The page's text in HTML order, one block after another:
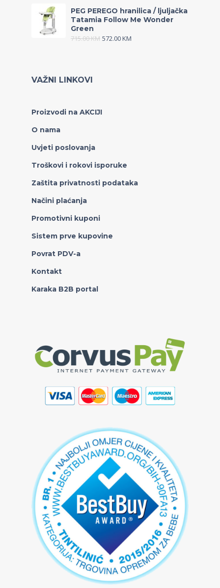
PEG PEREGO hranilica / ljuljačka
Tatamia Follow Me Wonder
Green
715.00KM 572.00KM
VAŽNI LINKOVI
Proizvodi na AKCIJI
O nama
Uvjeti poslovanja
Troškovi i rokovi isporuke
Zaštita privatnosti podataka
Načini plaćanja
Promotivni kuponi
Sistem prve kupovine
Povrat PDV-a
Kontakt
Karaka B2B portal